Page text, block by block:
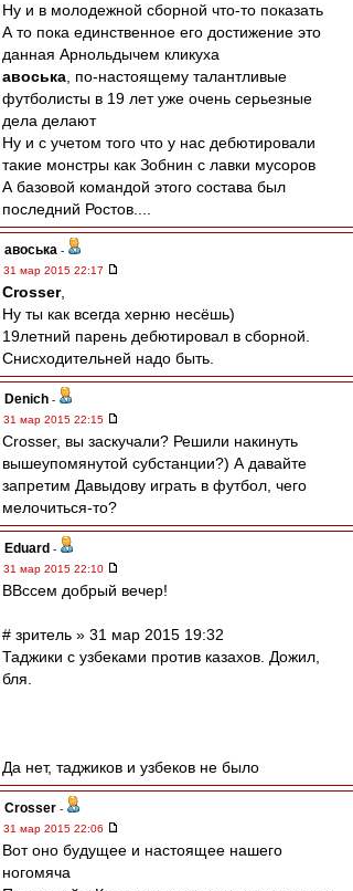
Ну и в молодежной сборной что-то показать
А то пока единственное его достижение это
данная Арнольдычем кликуха
авоська , по-настоящему талантливые
футболисты в 19 лет уже очень серьезные
дела делают
Ну и с учетом того что у нас дебютировали
такие монстры как Зобнин с лавки мусоров
А базовой командой этого состава был
последний Ростов....
авоська -
31 мар 2015 22:17
Crosser,
Ну ты как всегда херню несёшь)
19летний парень дебютировал в сборной.
Снисходительней надо быть.
Denich -
31 мар 2015 22:15
Crosser, вы заскучали? Решили накинуть
вышеупомянутой субстанции?) А давайте
запретим Давыдову играть в футбол, чего
мелочиться-то?
Eduard -
31 мар 2015 22:10
ВВссем добрый вечер!
# зpитель » 31 мар 2015 19:32
Таджики с узбеками против казахов. Дожил,
бля.
Да нет, таджиков и узбеков не было
Crosser -
31 мар 2015 22:06
Вот оно будущее и настоящее нашего
ногомяча